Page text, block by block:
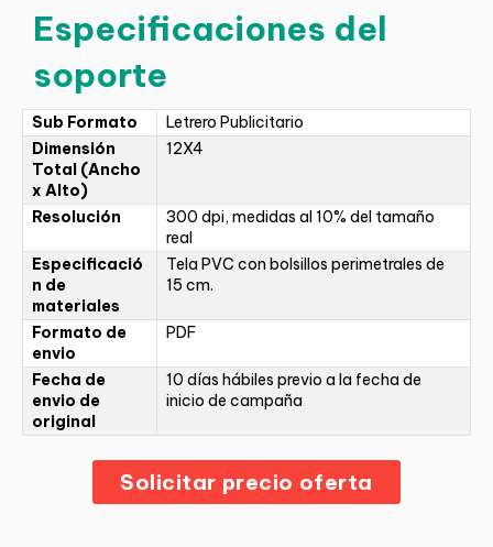
Especificaciones del
soporte
Sub Formato
Letrero Publicitario
Dimensión
Total (Ancho
x Alto)
12X4
Resolución
300 dpi, medidas al 10% del tamaño
real
Especificació
n de
materiales
Tela PVC con bolsillos perimetrales de
15 cm.
Formato de
envio
PDF
Fecha de
envio de
original
10 días hábiles previo a la fecha de
inicio de campaña
Solicitar precio oferta